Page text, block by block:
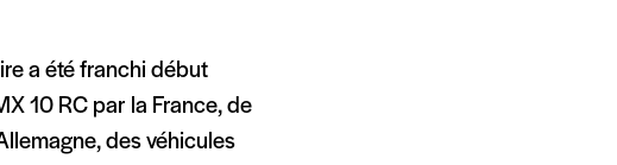
a été franchi début
10 RC par la France, de
des véhicules